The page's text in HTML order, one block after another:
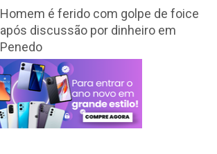
Homem é ferido com golpe de foice
após discussão por dinheiro em
Penedo